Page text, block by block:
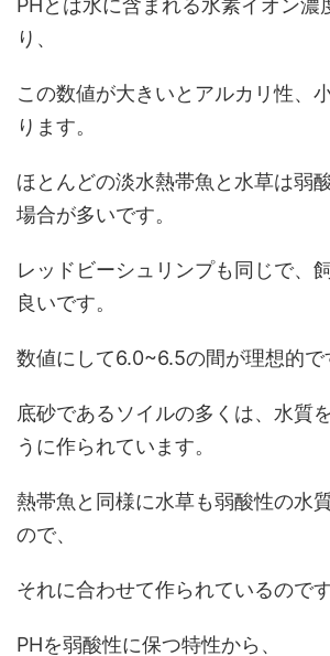
PHとは水に含まれる水素イオン濃
り、
この数値が大きいとアルカリ性、
ります。
ほとんどの淡水熱帯魚と水草は弱
場合が多いです。
レッドビーシュリンプも同じで、
良いです。
数値にして6.0~6.5の間が理想的で
底砂であるソイルの多くは、水質
うに作られています。
熱帯魚と同様に水草も弱酸性の水
ので、
それに合わせて作られているのです
PHを弱酸性に保つ特性から、